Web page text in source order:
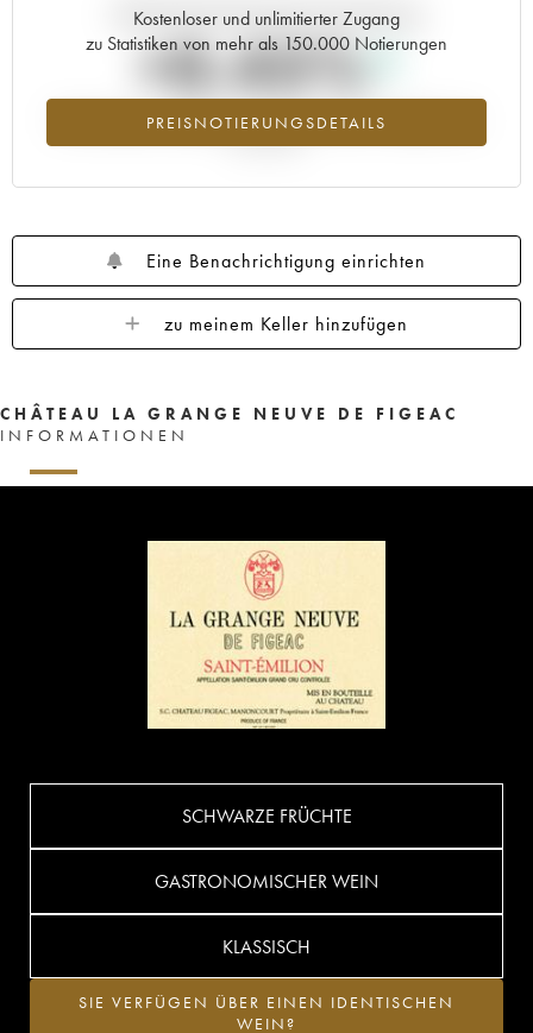
Kostenloser und unlimitierter Zugang
zu Statistiken von mehr als 150.000 Notierungen
PREISNOTIERUNGSDETAILS
Aktuelle Entwicklung der Preisnotierung
+0.45%
Preisanstiegs des Jahrgangs 1996 im Jahr 2026 im Vergleich zum
Eine Benachrichtigung einrichten
zu meinem Keller hinzufügen
CHÂTEAU LA GRANGE NEUVE DE FIGEAC
INFORMATIONEN
SCHWARZE FRÜCHTE
GASTRONOMISCHER WEIN
KLASSISCH
SIE VERFÜGEN ÜBER EINEN IDENTISCHEN
WEIN?